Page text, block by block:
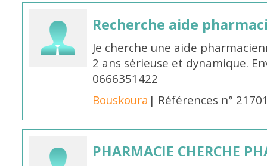
Recherche aide
Je cherche une aide
2 ans sérieuse et dynamique.
0666351422
Bouskoura | Références n°
PHARMACIE CHERCHE